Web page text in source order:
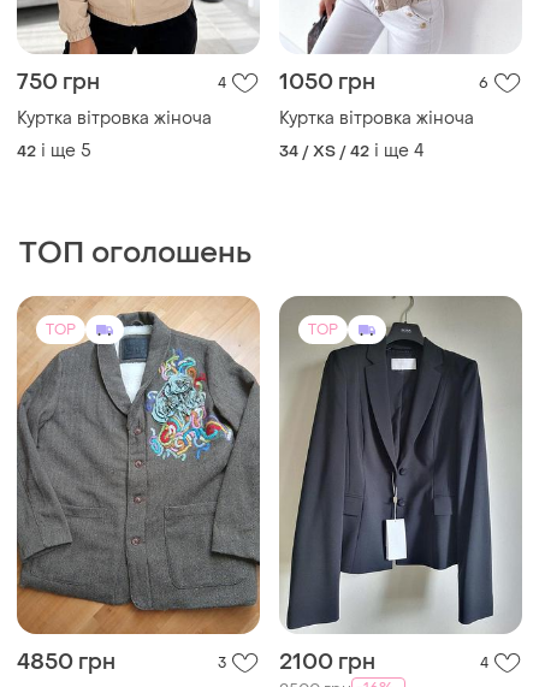
750 грн 4
Куртка вітровка жіноча
42 і ще 5
1050 грн 6
Куртка вітровка жіноча
34 / XS / 42 і ще 4
ТОП оголошень
TOP
4850 грн 3
TOP
2100 грн 4